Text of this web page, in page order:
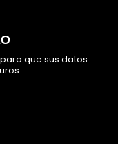
que sus datos